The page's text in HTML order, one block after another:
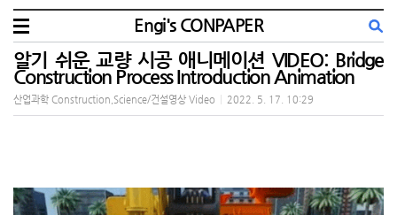
Engi's CONPAPER
알기 쉬운 교량 시공 애니메이션 VIDEO: Bridge
Construction Process Introduction Animation
산업과학 Construction,Science/건설영상 Video 2022. 5. 17. 10:29